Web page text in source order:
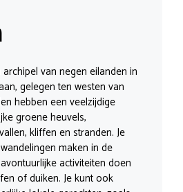
van negen eilanden in
gelegen ten westen van
hebben een veelzijdige
groene heuvels,
kliffen en stranden. Je
maken in de
activiteiten doen
of duiken. Je kunt ook